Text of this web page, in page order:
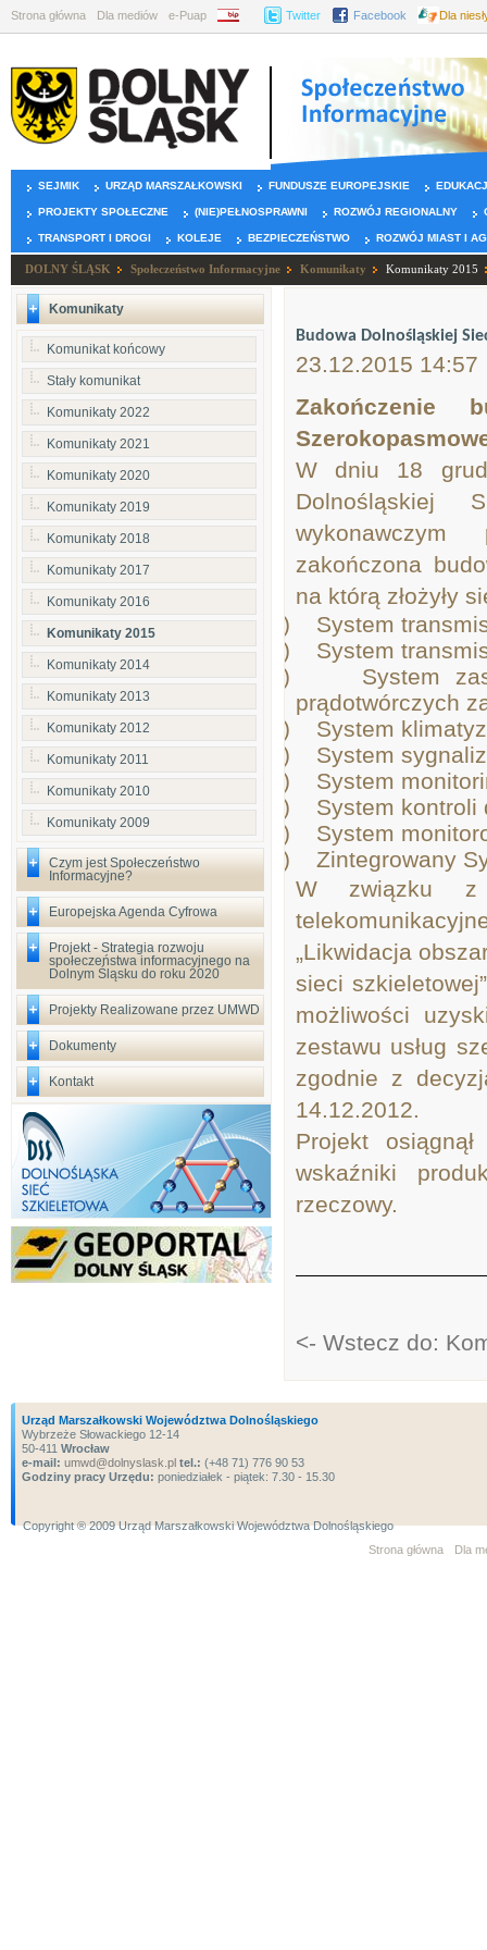
Strona główna Dla mediów e-Puap BIP Twitter Facebook Dla
SEJMIK URZĄD MARSZAŁKOWSKI FUNDUSZE EUROPEJSKIE
PROJEKTY SPOŁECZNE (NIE)PEŁNOSPRAWNI ROZWÓJ REGIONALNY
TRANSPORT I DROGI KOLEJE BEZPIECZEŃSTWO ROZWÓJ MIAST I
DOLNY ŚLĄSK Społeczeństwo Informacyjne Komunikaty Komunikaty 2015
Komunikaty
Komunikat końcowy
Stały komunikat
Komunikaty 2022
Komunikaty 2021
Komunikaty 2020
Komunikaty 2019
Komunikaty 2018
Komunikaty 2017
Komunikaty 2016
Komunikaty 2015
Komunikaty 2014
Komunikaty 2013
Komunikaty 2012
Komunikaty 2011
Komunikaty 2010
Komunikaty 2009
Czym jest Społeczeństwo
Informacyjne?
Europejska Agenda Cyfrowa
Projekt - Strategia rozwoju
społeczeństwa informacyjnego na
Dolnym Śląsku do roku 2020
Projekty Realizowane przez UMWD
Dokumenty
Kontakt
Budowa Dolnośląskiej
23.12.2015 14:57
Zakończenie
W dniu 18
Dolnośląskiej
wykonawczym
zakończona
na którą złożyły
1)
System
2)
System
3)
System
prądotwórczych
4)
System
5)
System
6)
System
7)
System kontroli
8)
System
9)
Zintegrowany
W związku z
„Likwidacja
sieci
możliwości
zestawu usług
zgodnie z
14.12.2012.
Projekt
wskaźniki
rzeczowy.
<- Wstecz do:
Urząd Marszałkowski Województwa Dolnośląskiego
Wybrzeże Słowackiego 12-14
50-411 Wrocław
e-mail: umwd@dolnyslask.pl tel.: (+48 71) 776 90 53
Godziny pracy Urzędu: poniedziałek - piątek: 7.30 - 15.30
Copyright ® 2009 Urząd Marszałkowski Województwa Dolnośląskiego
Strona główna
Dla